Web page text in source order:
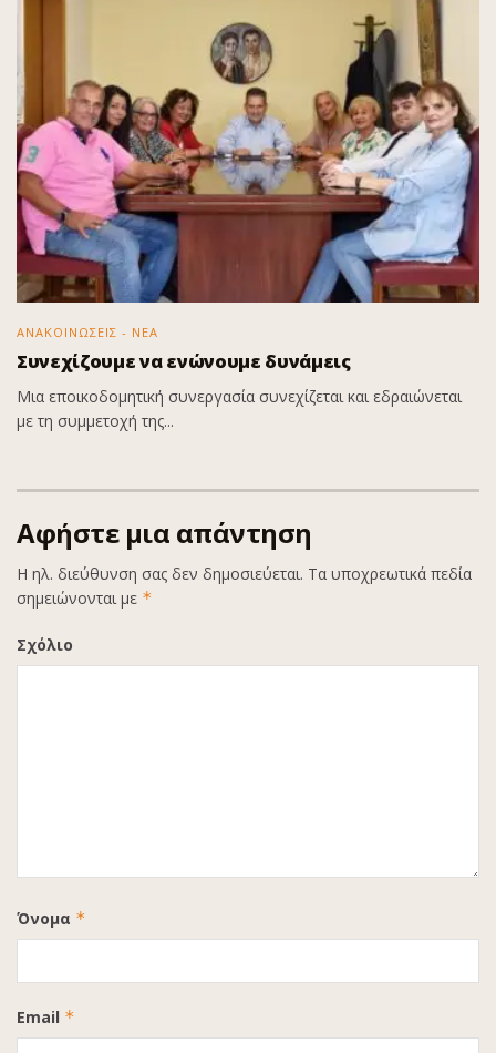
ΑΝΑΚΟΙΝΩΣΕΙΣ - ΝΕΑ
Συνεχίζουμε να ενώνουμε δυνάμεις
Μια εποικοδομητική συνεργασία συνεχίζεται και εδραιώνεται
με τη συμμετοχή της...
Αφήστε μια απάντηση
Η ηλ. διεύθυνση σας δεν δημοσιεύεται. Τα υποχρεωτικά πεδία
σημειώνονται με *
Σχόλιο
Όνομα *
Email *